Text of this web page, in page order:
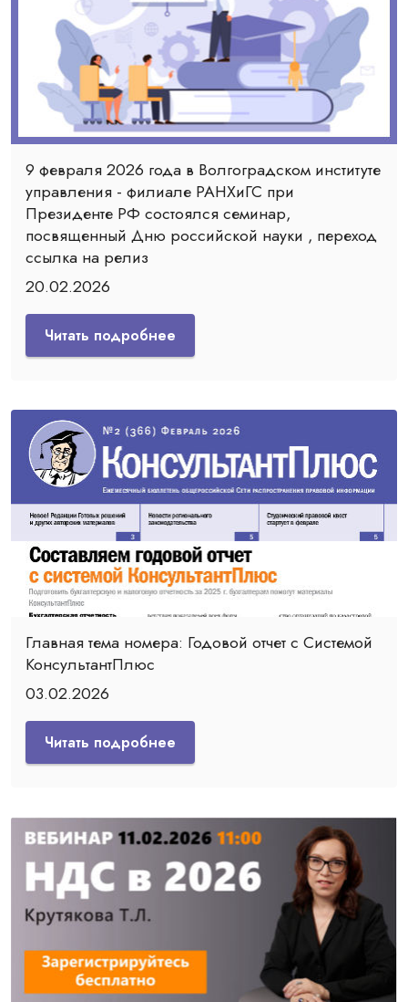
9 февраля 2026 года в Волгоградском институте
управления - филиале РАНХиГС при
Президенте РФ состоялся семинар,
посвященный Дню российской науки , переход
ссылка на релиз
20.02.2026
Читать подробнее
Главная тема номера: Годовой отчет с Системой
КонсультантПлюс
03.02.2026
Читать подробнее